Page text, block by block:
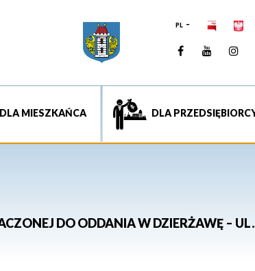
PL
Facebook
DLA MIESZKAŃCA DLA
DO ODDANIA W DZIERŻAWĘ –